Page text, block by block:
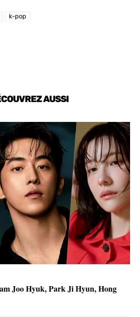
k-pop
AUSSI
Joo Hyuk, Park Ji Hyun, Hong